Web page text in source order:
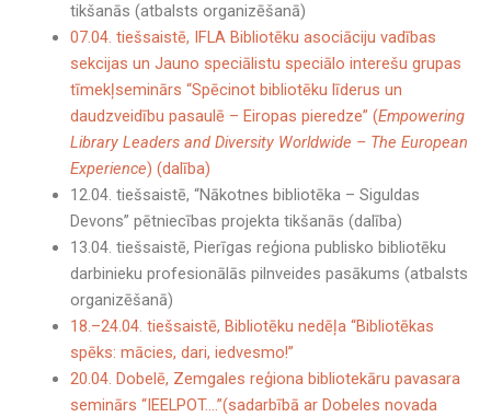
tikšanās (atbalsts organizēšanā)
07.04. tiešsaistē, IFLA Bibliotēku asociāciju vadības
sekcijas un Jauno speciālistu speciālo interešu grupas
tīmekļseminārs “Spēcinot bibliotēku līderus un
daudzveidību pasaulē – Eiropas pieredze” (Empowering
Library Leaders and Diversity Worldwide – The European
Experience) (dalība)
12.04. tiešsaistē, “Nākotnes bibliotēka – Siguldas
Devons” pētniecības projekta tikšanās (dalība)
13.04. tiešsaistē, Pierīgas reģiona publisko bibliotēku
darbinieku profesionālās pilnveides pasākums (atbalsts
organizēšanā)
18.–24.04. tiešsaistē, Bibliotēku nedēļa “Bibliotēkas
spēks: mācies, dari, iedvesmo!”
20.04. Dobelē, Zemgales reģiona bibliotekāru pavasara
seminārs “IEELPOT….”(sadarbībā ar Dobeles novada